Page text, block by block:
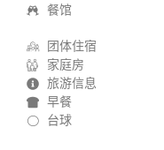
餐馆
团体住宿
家庭房
旅游信息
早餐
台球